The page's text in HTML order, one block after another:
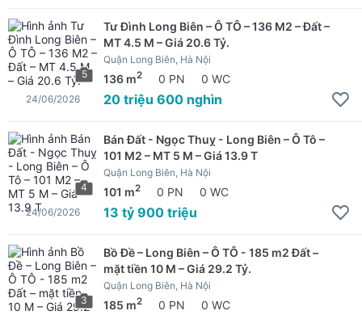
5
Tư Đình Long Biên – Ô TÔ – 136 M2 – Đất –
MT 4.5 M – Giá 20.6 Tỷ.
Quận Long Biên, Hà Nội
136 m2 0 PN 0 WC
20 triệu 600 nghìn
24/06/2026
4
Bán Đất - Ngọc Thuỵ - Long Biên – Ô Tô –
101 M2 – MT 5 M – Giá 13.9 T
Quận Long Biên, Hà Nội
101 m2 0 PN 0 WC
13 tỷ 900 triệu
24/06/2026
3
Bồ Đề – Long Biên – Ô TÔ - 185 m2 Đất –
mặt tiền 10 M – Giá 29.2 Tỷ.
Quận Long Biên, Hà Nội
185 m2 0 PN 0 WC